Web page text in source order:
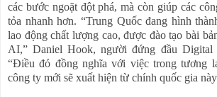
các bước ngoặt đột phá, mà còn giúp các
tỏa nhanh hơn. “Trung Quốc đang hình
lao động chất lượng cao, được đào tạo bài
AI,” Daniel Hook, người đứng đầu Digital
“Điều đó đồng nghĩa với việc trong tương
công ty mới sẽ xuất hiện từ chính quốc gia